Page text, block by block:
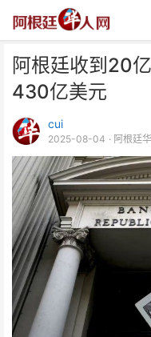
阿根廷收到20
430亿美元
cui
2025-08-04 · 阿根廷
阿根廷收到20亿
备达到430亿美元